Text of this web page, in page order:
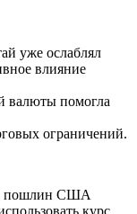
уже ослаблял
влияние
валюты помогла
ограничений.
пошлин США
курс